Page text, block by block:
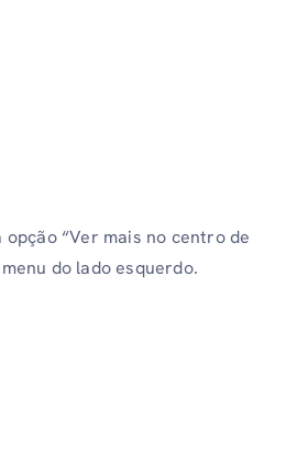
opção “Ver mais no centro de
do lado esquerdo.